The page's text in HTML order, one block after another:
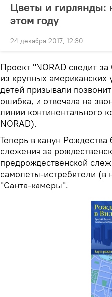
Цветы и гирлянды:
этом году
24 декабря 2017, 12:30
Проект "NORAD следит
из крупных американских
детей призывали
ошибка, и отвечала на
линии континентального
NORAD).
Теперь в канун
слежения за
предрождественской
самолеты-истребители
"Санта-камеры".